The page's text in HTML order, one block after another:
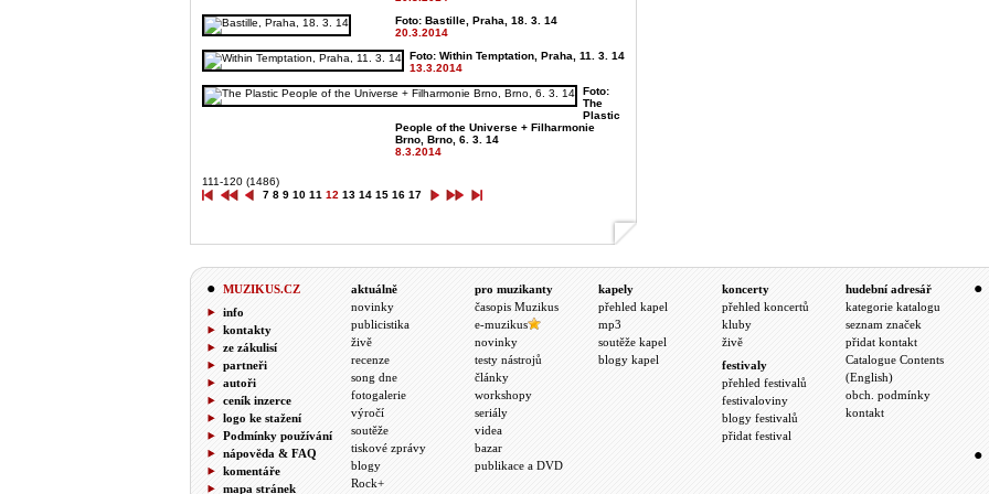
Foto: Bastille, Praha, 18. 3. 14
20.3.2014
Foto: Within Temptation, Praha, 11. 3. 14
13.3.2014
Foto:
The
Plastic
People of the Universe + Filharmonie
Brno, Brno, 6. 3. 14
8.3.2014
111-120 (1486)
7 8 9 10 11 12 13 14 15 16 17
MUZIKUS.CZ
info
kontakty
ze zákulisí
partneři
autoři
ceník inzerce
logo ke stažení
Podmínky používání
nápověda & FAQ
komentáře
mapa stránek
aktuálně
novinky
publicistika
živě
recenze
song dne
fotogalerie
výročí
soutěže
tiskové zprávy
blogy
Rock+
pro muzikanty
časopis Muzikus
e-muzikus
novinky
testy nástrojů
články
workshopy
seriály
videa
bazar
publikace a DVD
kapely
přehled kapel
mp3
soutěže kapel
blogy kapel
koncerty
přehled koncertů
kluby
živě
festivaly
přehled festivalů
festivaloviny
blogy festivalů
přidat festival
hudební adresář
kategorie katalogu
seznam značek
přidat kontakt
Catalogue Contents
(English)
obch. podmínky
kontakt